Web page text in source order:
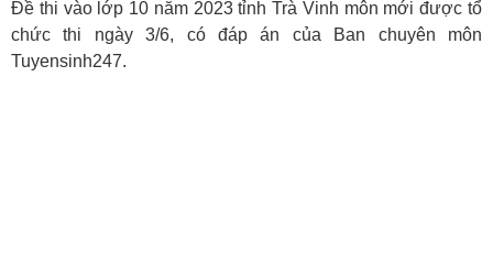
Đề thi vào lớp 10 năm 2023 tỉnh Trà Vinh môn mới được tổ
chức thi ngày 3/6, có đáp án của Ban chuyên môn
Tuyensinh247.